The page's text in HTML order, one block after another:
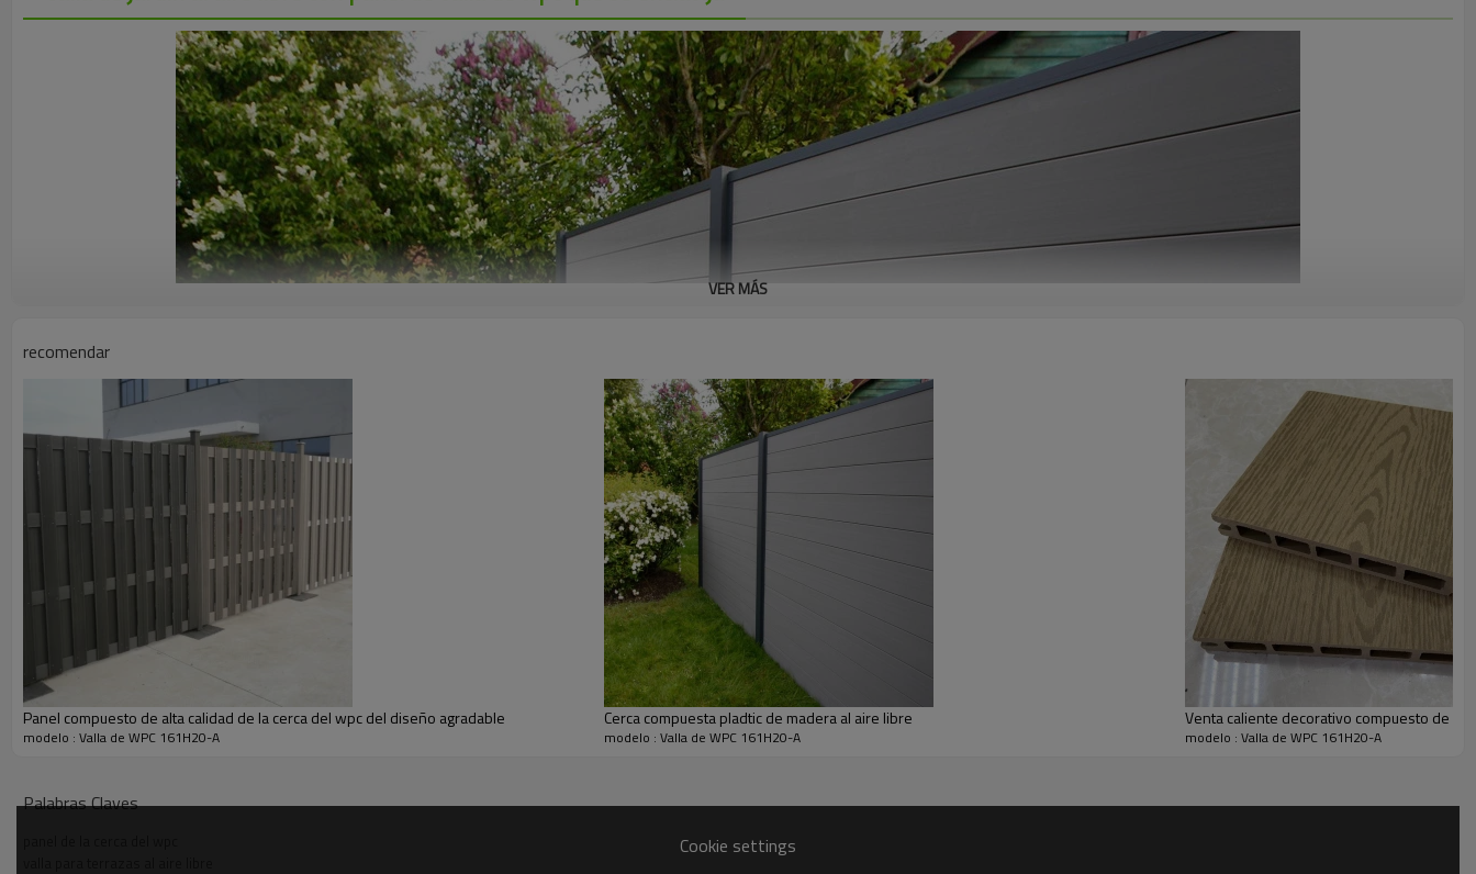
VER MÁS
recomendar
Panel compuesto de alta calidad de la cerca del wpc del diseño agradable
modelo : Valla de WPC 161H20-A
Cerca compuesta pladtic de madera al aire libre
modelo : Valla de WPC 161H20-A
Venta caliente decorativo compuesto de
modelo : Valla de WPC 161H20-A
Palabras Claves
Cookie settings